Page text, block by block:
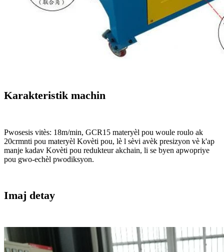
Karakteristik machin
Pwosesis vitès: 18m/min, GCR15 materyèl pou woule roulo ak
20crmnti pou materyèl Kovèti pou, lè l sèvi avèk presizyon vè k'ap
manje kadav Kovèti pou redukteur akchain, li se byen apwopriye
pou gwo-echèl pwodiksyon.
Imaj detay